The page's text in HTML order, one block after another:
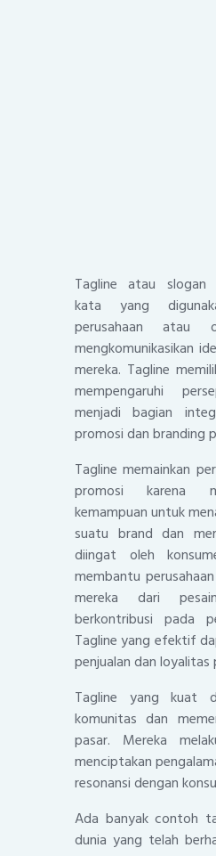
Tagline atau slogan
kata yang
perusahaan atau
mengkomunikasikan
mereka. Tagline
mempengaruhi
menjadi bagian
promosi dan branding
Tagline memainkan
promosi karena
kemampuan untuk
suatu brand dan
diingat oleh
membantu
mereka dari
berkontribusi pada
Tagline yang efektif
penjualan dan loyalitas
Tagline yang kuat
komunitas dan
pasar. Mereka
menciptakan
resonansi dengan
Ada banyak contoh
dunia yang telah